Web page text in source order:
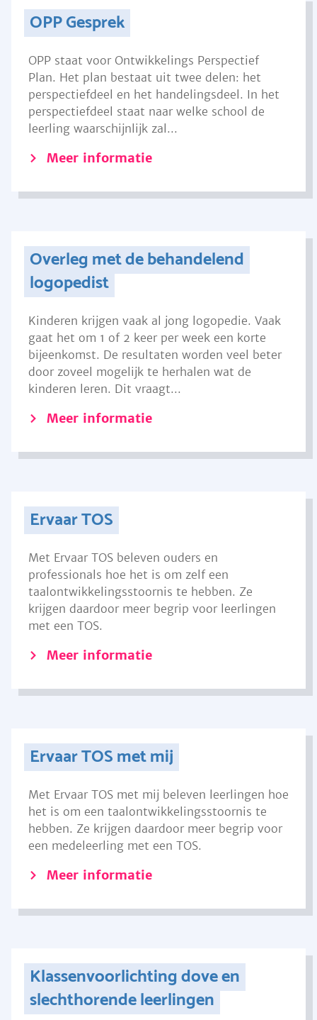
OPP Gesprek
OPP staat voor Ontwikkelings Perspectief
Plan. Het plan bestaat uit twee delen: het
perspectiefdeel en het handelingsdeel. In het
perspectiefdeel staat naar welke school de
leerling waarschijnlijk zal...
Meer informatie
Overleg met de behandelend
logopedist
Kinderen krijgen vaak al jong logopedie. Vaak
gaat het om 1 of 2 keer per week een korte
bijeenkomst. De resultaten worden veel beter
door zoveel mogelijk te herhalen wat de
kinderen leren. Dit vraagt...
Meer informatie
Ervaar TOS
Met Ervaar TOS beleven ouders en
professionals hoe het is om zelf een
taalontwikkelingsstoornis te hebben. Ze
krijgen daardoor meer begrip voor leerlingen
met een TOS.
Meer informatie
Ervaar TOS met mij
Met Ervaar TOS met mij beleven leerlingen hoe
het is om een taalontwikkelingsstoornis te
hebben. Ze krijgen daardoor meer begrip voor
een medeleerling met een TOS.
Meer informatie
Klassenvoorlichting dove en
slechthorende leerlingen